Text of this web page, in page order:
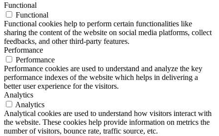
Functional
Functional
Functional cookies help to perform certain functionalities like
sharing the content of the website on social media platforms, collect
feedbacks, and other third-party features.
Performance
Performance
Performance cookies are used to understand and analyze the key
performance indexes of the website which helps in delivering a
better user experience for the visitors.
Analytics
Analytics
Analytical cookies are used to understand how visitors interact with
the website. These cookies help provide information on metrics the
number of visitors, bounce rate, traffic source, etc.